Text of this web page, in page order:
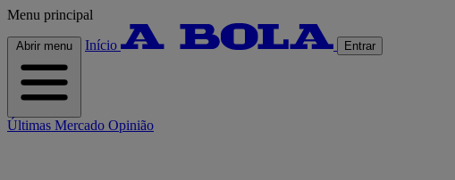
Menu principal
Abrir menu Início Entrar
Últimas Mercado Opinião